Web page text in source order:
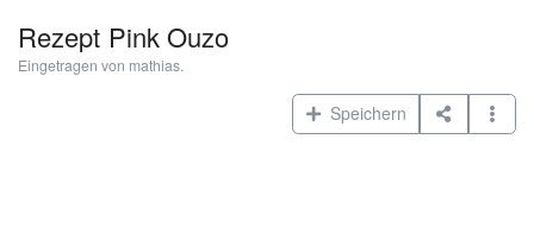
Rezept Pink Ouzo
Eingetragen von mathias.
Speichern